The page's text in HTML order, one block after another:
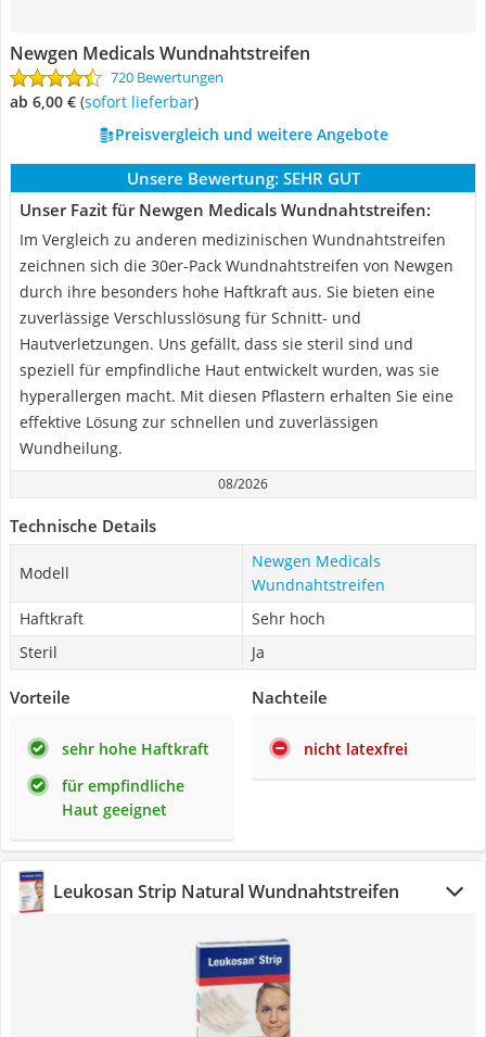
Newgen Medicals Wundnahtstreifen
720 Bewertungen
ab 6,00 € ( Sofort lieferbar)
Preisvergleich und weitere Angebote
Unsere Bewertung: SEHR GUT
Unser Fazit für Newgen Medicals Wundnahtstreifen:
Im Vergleich zu anderen medizinischen Wundnahtstreifen
zeichnen sich die 30er-Pack Wundnahtstreifen von Newgen
durch ihre besonders hohe Haftkraft aus. Sie bieten eine
zuverlässige Verschlusslösung für Schnitt- und
Hautverletzungen. Uns gefällt, dass sie steril sind und
speziell für empfindliche Haut entwickelt wurden, was sie
hyperallergen macht. Mit diesen Pflastern erhalten Sie eine
effektive Lösung zur schnellen und zuverlässigen
Wundheilung.
08/2026
Technische Details
Modell
Newgen Medicals
Wundnahtstreifen
Haftkraft
Sehr hoch
Steril
Ja
Vorteile
sehr hohe Haftkraft
für empfindliche
Haut geeignet
Nachteile
nicht latexfrei
Leukosan Strip Natural Wundnahtstreifen